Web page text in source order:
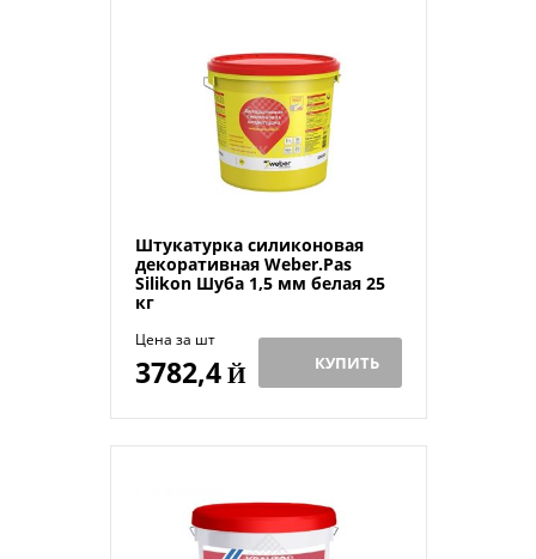
Штукатурка силиконовая
декоративная Weber.Pas
Silikon Шуба 1,5 мм белая 25
кг
Цена за шт
3782,4Й КУПИТЬ